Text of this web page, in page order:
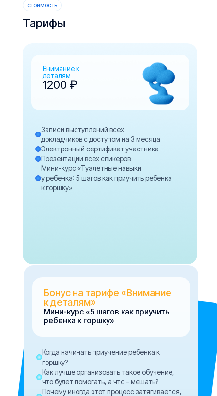
Тарифы
стоимость
Когда начинать приучение ребенка к
горшку?
Как лучше организовать такое обучение,
что будет помогать, а что – мешать?
Почему иногда этот процесс затягивается,
Бонус на тарифе «Внимание
к деталям»
Мини-курс «5 шагов как приучить
ребенка к горшку»
Записи выступлений всех
докладчиков с доступом на 3 месяца
Электронный сертификат участника
Презентации всех спикеров
Мини-курс «Туалетные навыки
у ребенка: 5 шагов как приучить ребенка
к горшку»
Внимание к
деталям
1200 ₽